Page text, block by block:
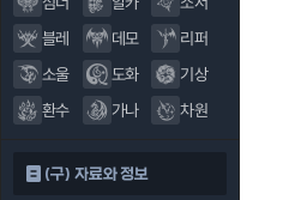
블레
데모
리퍼
소울
도화
기상
환수
가나 차원
(구) 자료와 정보